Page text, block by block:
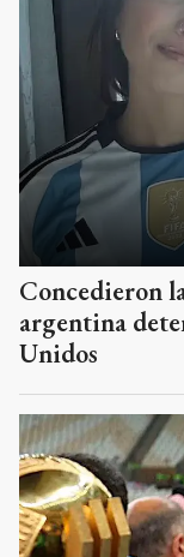
Concedieron
argentina
Unidos